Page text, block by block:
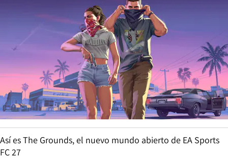
Así es The Grounds, el nuevo mundo abierto de EA Sports
FC 27